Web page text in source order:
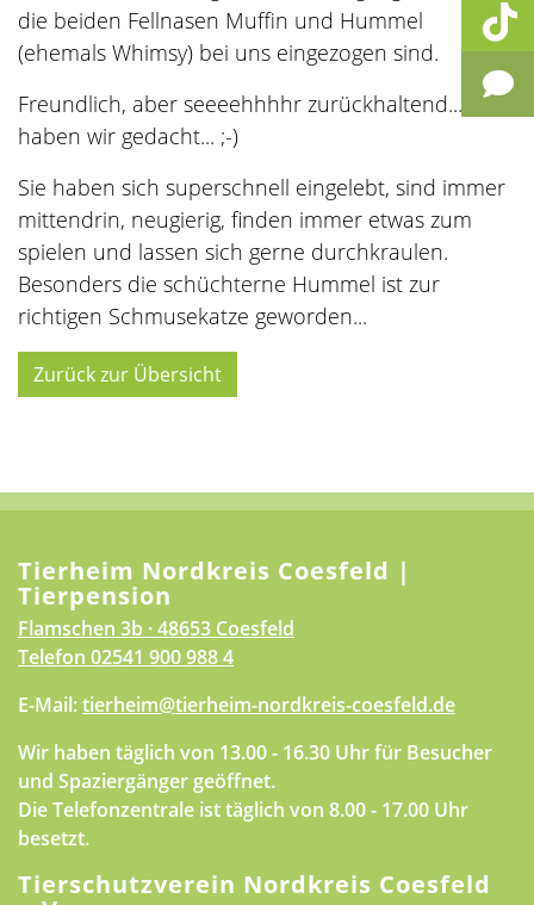
die beiden Fellnasen Muffin und Hummel
(ehemals Whimsy) bei uns eingezogen sind.
Freundlich, aber seeeehhhhr zurückhaltend...
haben wir gedacht... ;-)
Sie haben sich superschnell eingelebt, sind immer
mittendrin, neugierig, finden immer etwas zum
spielen und lassen sich gerne durchkraulen.
Besonders die schüchterne Hummel ist zur
richtigen Schmusekatze geworden...
Zurück zur Übersicht
Tierheim Nordkreis Coesfeld |
Tierpension
Flamschen 3b · 48653 Coesfeld
Telefon 02541 900 988 4
E-Mail:tierheim@tierheim-nordkreis-coesfeld.de
Wir haben täglich von 13.00 - 16.30 Uhr für Besucher
und Spaziergänger geöffnet.
Die Telefonzentrale ist täglich von 8.00 - 17.00 Uhr
besetzt.
Tierschutzverein Nordkreis Coesfeld